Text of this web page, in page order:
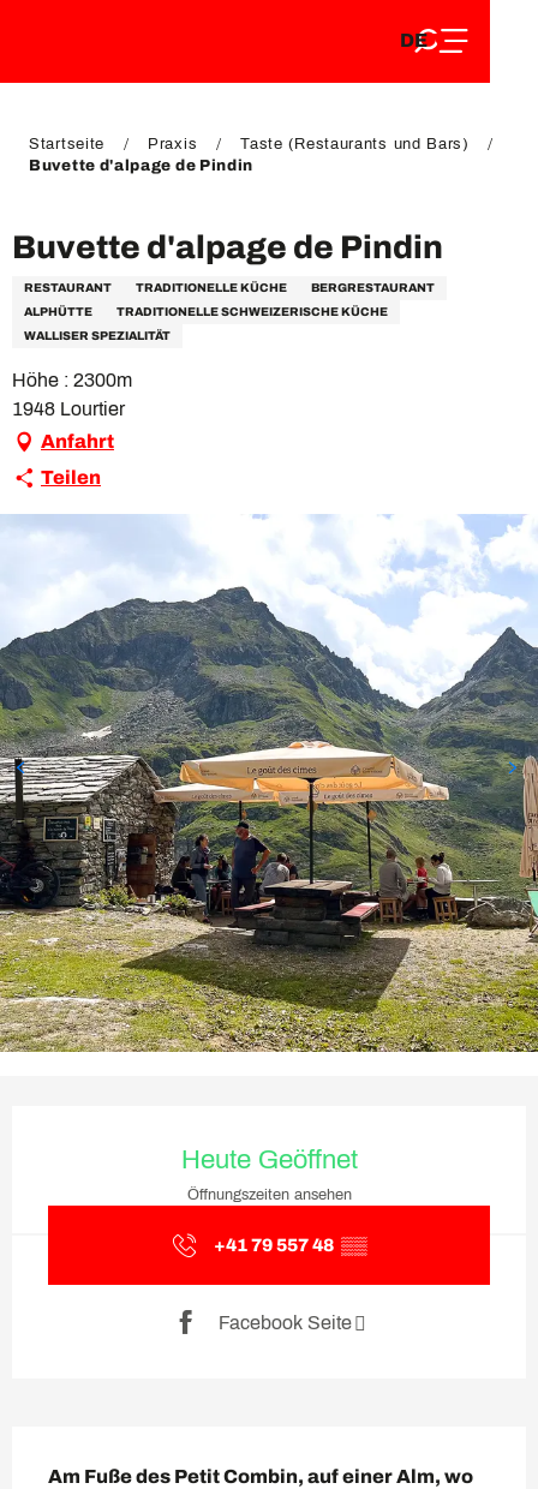
EN
DE
FR
Startseite Praxis
Taste (Restaurants und Bars)
Buvette d'alpage de Pindin
Buvette d'alpage de Pindin
RESTAURANT TRADITIONELLE KÜCHE
BERGRESTAURANT
ALPHÜTTE
TRADITIONELLE SCHWEIZERISCHE KÜCHE
WALLISER SPEZIALITÄT
Höhe : 2300m
1948 Lourtier
Anfahrt
Teilen
Heute Geöffnet
Öffnungszeiten ansehen
+41 79 557 48 ▒▒
Facebook Seite
Am Fuße des Petit Combin, auf einer Alm, wo